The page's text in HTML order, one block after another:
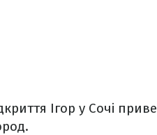
Ігор у Сочі